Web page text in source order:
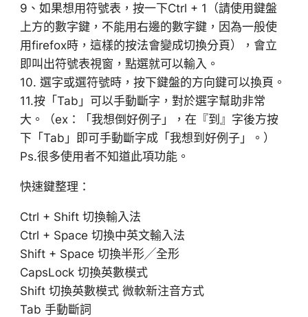
9、如果想用符號表，按一下Ctrl + 1（請使用鍵盤
上方的數字鍵，不能用右邊的數字鍵，因為一般使
用firefox時，這樣的按法會變成切換分頁），會立
即叫出符號表視窗，點選就可以輸入。
10. 選字或選符號時，按下鍵盤的方向鍵可以換頁。
11.按「Tab」可以手動斷字，對於選字幫助非常
大。（ex：「我想倒好例子」，在『到』字後方按
下「Tab」即可手動斷字成「我想到好例子」。）
Ps.很多使用者不知道此項功能。
快速鍵整理：
Ctrl + Shift 切換輸入法
Ctrl + Space 切換中英文輸入法
Shift + Space 切換半形╱全形
CapsLock 切換英數模式
Shift 切換英數模式 微軟新注音方式
Tab 手動斷詞